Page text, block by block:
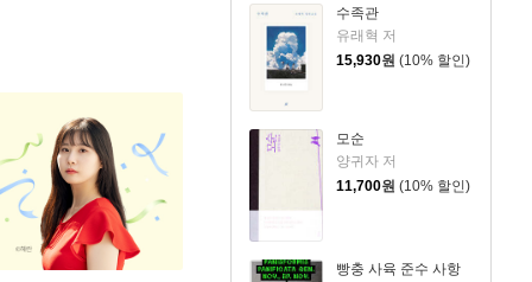
수족관
유래혁 저
15,930원 (10% 할인)
모순
양귀자 저
11,700원 (10% 할인)
빵충 사육 준수 사항